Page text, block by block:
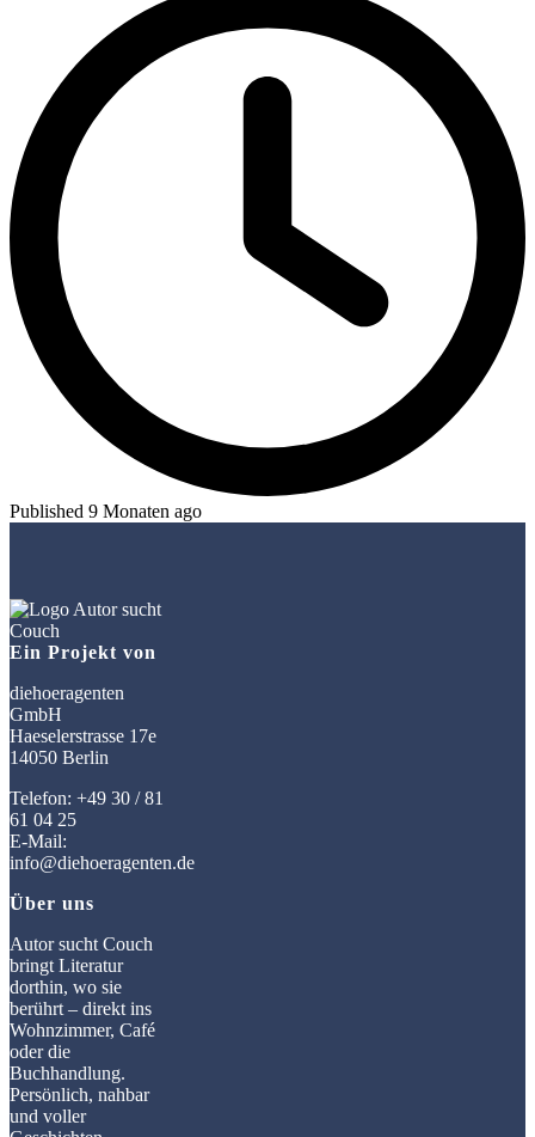
Published 9 Monaten ago
Ein Projekt von
diehoeragenten
GmbH
Haeselerstrasse 17e
14050 Berlin
Telefon: +49 30 / 81
61 04 25
E-Mail:
info@diehoeragenten.de
Über uns
Autor sucht Couch
bringt Literatur
dorthin, wo sie
berührt – direkt ins
Wohnzimmer, Café
oder die
Buchhandlung.
Persönlich, nahbar
und voller